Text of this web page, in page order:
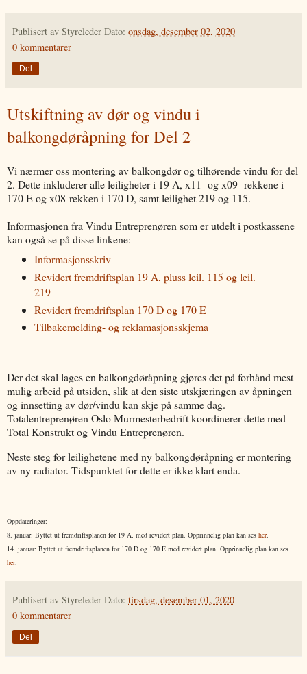
Publisert av Styreleder Dato: onsdag, desember 02, 2020
0 kommentarer
Del
Utskiftning av dør og vindu i
balkongdøråpning for Del 2
Vi nærmer oss montering av balkongdør og tilhørende vindu for del
2. Dette inkluderer alle leiligheter i 19 A, x11- og x09- rekkene i
170 E og x08-rekken i 170 D, samt leilighet 219 og 115.
Informasjonen fra Vindu Entreprenøren som er utdelt i postkassene
kan også se på disse linkene:
Informasjonsskriv
Revidert fremdriftsplan 19 A, pluss leil. 115 og leil.
219
Revidert fremdriftsplan 170 D og 170 E
Tilbakemelding- og reklamasjonsskjema
Der det skal lages en balkongdøråpning gjøres det på forhånd mest
mulig arbeid på utsiden, slik at den siste utskjæringen av åpningen
og innsetting av dør/vindu kan skje på samme dag.
Totalentreprenøren Oslo Murmesterbedrift koordinerer dette med
Total Konstrukt og Vindu Entreprenøren.
Neste steg for leilighetene med ny balkongdøråpning er montering
av ny radiator. Tidspunktet for dette er ikke klart enda.
Oppdateringer:
8. januar: Byttet ut fremdriftsplanen for 19 A, med revidert plan. Opprinnelig plan kan ses her.
14. januar: Byttet ut fremdriftsplanen for 170 D og 170 E med revidert plan. Opprinnelig plan kan ses
her.
Publisert av Styreleder Dato: tirsdag, desember 01, 2020
0 kommentarer
Del